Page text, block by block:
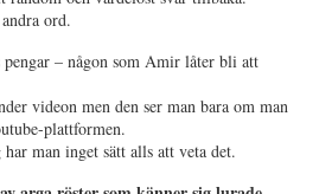
ord.
– någon som Amir låter bli att
videon men den ser man bara om man
plattformen.
man inget sätt alls att veta det.